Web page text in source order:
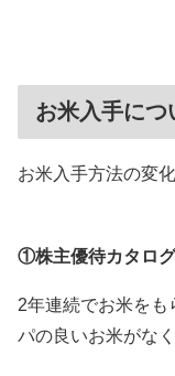
お米入手につ
お米入手方法の変
①株主優待カタロ
2年連続でお米を
パの良いお米がな